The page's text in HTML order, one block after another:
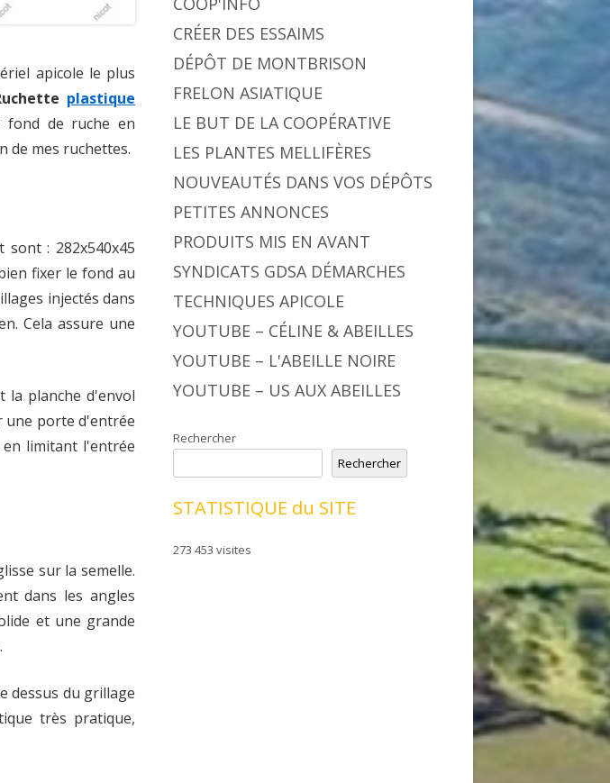
apicole le plus
plastique
fond de ruche en
de mes ruchettes.
sont : 282x540x45
fixer le fond au
injectés dans
Cela assure une
la planche d'envol
une porte d'entrée
limitant l'entrée
sur la semelle.
dans les angles
et une grande
dessus du grillage
très pratique,
CRÉER DES ESSAIMS
DÉPÔT DE MONTBRISON
FRELON ASIATIQUE
LE BUT DE LA COOPÉRATIVE
LES PLANTES MELLIFÈRES
NOUVEAUTÉS DANS VOS DÉPÔTS
PETITES ANNONCES
PRODUITS MIS EN AVANT
SYNDICATS GDSA DÉMARCHES
TECHNIQUES APICOLE
YOUTUBE – CÉLINE & ABEILLES
YOUTUBE – L'ABEILLE NOIRE
YOUTUBE – US AUX ABEILLES
Rechercher
Rechercher
STATISTIQUE du SITE
273 453 visites